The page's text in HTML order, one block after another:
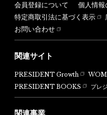
会員登録について
個人情報
特定商取引法に基づく表示
お問い合わせ
関連サイト
PRESIDENT Growth
PRESIDENT BOOKS
プレ
関連事業